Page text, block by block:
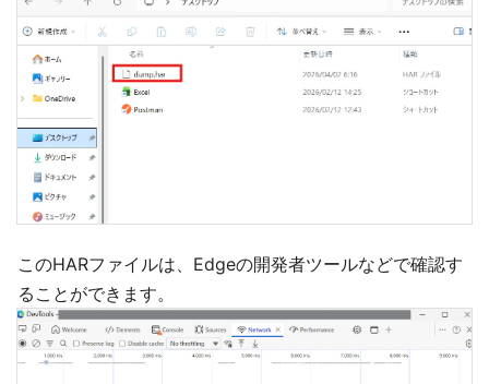
このHARファイルは、Edgeの開発者ツールなどで確認す
ることができます。